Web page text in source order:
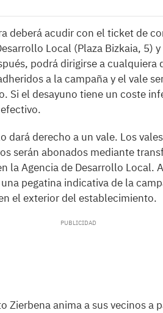
deberá acudir con el ticket de
Local (Plaza Bizkaia, 5)
podrá dirigirse a
a la campaña y el vale
Si el desayuno tiene un coste
dará derecho a un vale. Los
serán abonados mediante
la Agencia de Desarrollo Local.
pegatina indicativa de la
el exterior del establecimiento.
Zierbena anima a sus vecinos a